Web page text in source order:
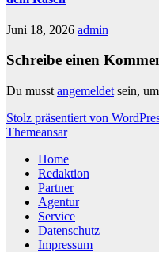
Juni 18, 2026 admin
Schreibe einen
Du musst angemeldet sein,
Stolz präsentiert von
Themeansar
Home
Redaktion
Partner
Agentur
Service
Datenschutz
Impressum